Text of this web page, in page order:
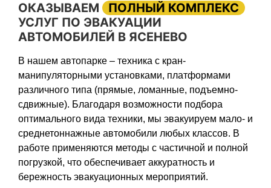
ОКАЗЫВАЕМ
ПОЛНЫЙ КОМПЛЕКС
УСЛУГ ПО ЭВАКУАЦИИ
АВТОМОБИЛЕЙ В ЯСЕНЕВО
В нашем автопарке – техника с кран-
манипуляторными установками, платформами
различного типа (прямые, ломанные, подъемно-
сдвижные). Благодаря возможности подбора
оптимального вида техники, мы эвакуируем мало- и
среднетоннажные автомобили любых классов. В
работе применяются методы с частичной и полной
погрузкой, что обеспечивает аккуратность и
бережность эвакуационных мероприятий.